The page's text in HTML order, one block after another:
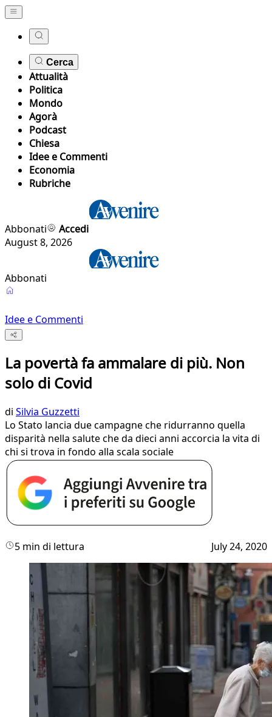
Cerca
Attualità
Politica
Mondo
Agorà
Podcast
Chiesa
Idee e Commenti
Economia
Rubriche
Abbonati
Accedi
August 8, 2026
Abbonati
Idee e Commenti
La povertà fa ammalare di più. Non
solo di Covid
di Silvia Guzzetti
Lo Stato lancia due campagne che ridurranno quella
disparità nella salute che da dieci anni accorcia la vita di
chi si trova in fondo alla scala sociale
5 min di lettura July 24, 2020